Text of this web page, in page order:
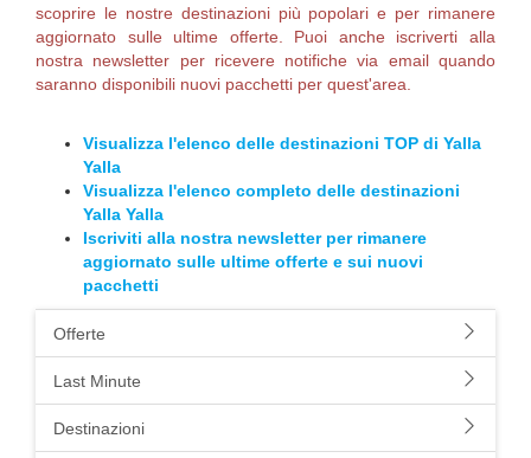
scoprire le nostre destinazioni più popolari e per rimanere
aggiornato sulle ultime offerte. Puoi anche iscriverti alla
nostra newsletter per ricevere notifiche via email quando
saranno disponibili nuovi pacchetti per quest'area.
Visualizza l'elenco delle destinazioni TOP di Yalla
Yalla
Visualizza l'elenco completo delle destinazioni
Yalla Yalla
Iscriviti alla nostra newsletter per rimanere
aggiornato sulle ultime offerte e sui nuovi
pacchetti
Offerte
Last Minute
Destinazioni